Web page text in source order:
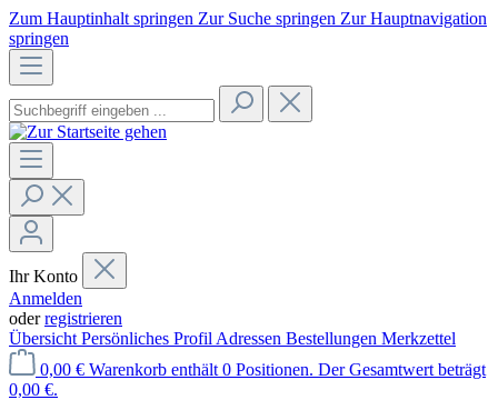
Zum Hauptinhalt springen Zur Suche springen Zur Hauptnavigation
springen
Ihr Konto
Anmelden
oderregistrieren
Übersicht Persönliches Profil Adressen Bestellungen Merkzettel
0,00 € Warenkorb enthält 0 Positionen. Der Gesamtwert beträgt
0,00 €.